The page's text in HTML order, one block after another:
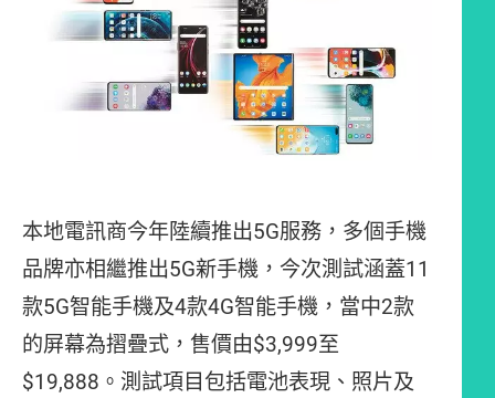
本地電訊商今年陸續推出5G服務，多個手機
品牌亦相繼推出5G新手機，今次測試涵蓋11
款5G智能手機及4款4G智能手機，當中2款
的屏幕為摺疊式，售價由$3,999至
$19,888。測試項目包括電池表現、照片及